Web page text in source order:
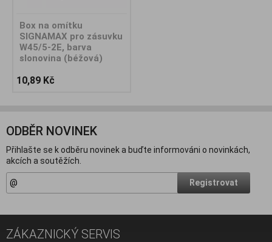
Box na omítku
SIGNAMAX pro zásuvku
W45/5-2E, barva
slonovina (béžová)
10,89 Kč
ODBĚR NOVINEK
Přihlašte se k odběru novinek a buďte informováni o novinkách,
akcích a soutěžích.
Registrovat
ZÁKAZNICKÝ SERVIS